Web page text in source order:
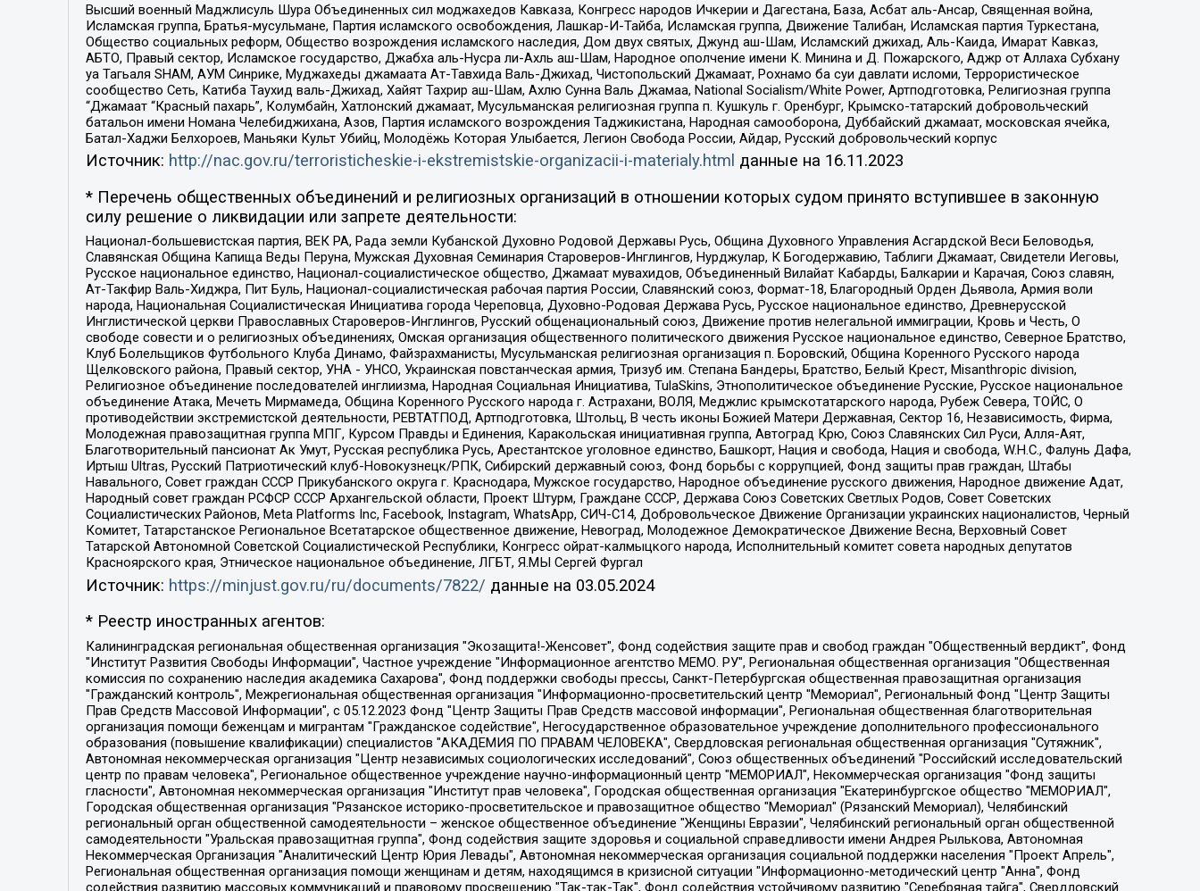
Высший военный Маджлисуль Шура Объединенных сил моджахедов Кавказа, Конгресс народов Ичкерии и Дагестана, База, Асбат аль-Ансар, Священная война,
Исламская группа, Братья-мусульмане, Партия исламского освобождения, Лашкар-И-Тайба, Исламская группа, Движение Талибан, Исламская партия Туркестана,
Общество социальных реформ, Общество возрождения исламского наследия, Дом двух святых, Джунд аш-Шам, Исламский джихад, Аль-Каида, Имарат Кавказ,
АБТО, Правый сектор, Исламское государство, Джабха аль-Нусра ли-Ахль аш-Шам, Народное ополчение имени К. Минина и Д. Пожарского, Аджр от Аллаха Субхану
уа Тагьаля SHAM, АУМ Синрике, Муджахеды джамаата Ат-Тавхида Валь-Джихад, Чистопольский Джамаат, Рохнамо ба суи давлати исломи, Террористическое
сообщество Сеть, Катиба Таухид валь-Джихад, Хайят Тахрир аш-Шам, Ахлю Сунна Валь Джамаа, National Socialism/White Power, Артподготовка, Религиозная группа
“Джамаат “Красный пахарь”, Колумбайн, Хатлонский джамаат, Мусульманская религиозная группа п. Кушкуль г. Оренбург, Крымско-татарский добровольческий
батальон имени Номана Челебиджихана, Азов, Партия исламского возрождения Таджикистана, Народная самооборона, Дуббайский джамаат, московская ячейка,
Батал-Хаджи Белхороев, Маньяки Культ Убийц, Молодёжь Которая Улыбается, Легион Свобода России, Айдар, Русский добровольческий корпус
Источник: http://nac.gov.ru/terroristicheskie-i-ekstremistskie-organizacii-i-materialy.html данные на 16.11.2023
* Перечень общественных объединений и религиозных организаций в отношении которых судом принято вступившее в законную
силу решение о ликвидации или запрете деятельности:
Национал-большевистская партия, ВЕК РА, Рада земли Кубанской Духовно Родовой Державы Русь, Община Духовного Управления Асгардской Веси Беловодья,
Славянская Община Капища Веды Перуна, Мужская Духовная Семинария Староверов-Инглингов, Нурджулар, К Богодержавию, Таблиги Джамаат, Свидетели Иеговы,
Русское национальное единство, Национал-социалистическое общество, Джамаат мувахидов, Объединенный Вилайат Кабарды, Балкарии и Карачая, Союз славян,
Ат-Такфир Валь-Хиджра, Пит Буль, Национал-социалистическая рабочая партия России, Славянский союз, Формат-18, Благородный Орден Дьявола, Армия воли
народа, Национальная Социалистическая Инициатива города Череповца, Духовно-Родовая Держава Русь, Русское национальное единство, Древнерусской
Инглистической церкви Православных Староверов-Инглингов, Русский общенациональный союз, Движение против нелегальной иммиграции, Кровь и Честь, О
свободе совести и о религиозных объединениях, Омская организация общественного политического движения Русское национальное единство, Северное Братство,
Клуб Болельщиков Футбольного Клуба Динамо, Файзрахманисты, Мусульманская религиозная организация п. Боровский, Община Коренного Русского народа
Щелковского района, Правый сектор, УНА - УНСО, Украинская повстанческая армия, Тризуб им. Степана Бандеры, Братство, Белый Крест, Misanthropic division,
Религиозное объединение последователей инглиизма, Народная Социальная Инициатива, TulaSkins, Этнополитическое объединение Русские, Русское национальное
объединение Атака, Мечеть Мирмамеда, Община Коренного Русского народа г. Астрахани, ВОЛЯ, Меджлис крымскотатарского народа, Рубеж Севера, ТОЙС, О
противодействии экстремистской деятельности, РЕВТАТПОД, Артподготовка, Штольц, В честь иконы Божией Матери Державная, Сектор 16, Независимость, Фирма,
Молодежная правозащитная группа МПГ, Курсом Правды и Единения, Каракольская инициативная группа, Автоград Крю, Союз Славянских Сил Руси, Алля-Аят,
Благотворительный пансионат Ак Умут, Русская республика Русь, Арестантское уголовное единство, Башкорт, Нация и свобода, Нация и свобода, W.H.С., Фалунь Дафа,
Иртыш Ultras, Русский Патриотический клуб-Новокузнецк/РПК, Сибирский державный союз, Фонд борьбы с коррупцией, Фонд защиты прав граждан, Штабы
Навального, Совет граждан СССР Прикубанского округа г. Краснодара, Мужское государство, Народное объединение русского движения, Народное движение Адат,
Народный совет граждан РСФСР СССР Архангельской области, Проект Штурм, Граждане СССР, Держава Союз Советских Светлых Родов, Совет Советских
Социалистических Районов, Meta Platforms Inc, Facebook, Instagram, WhatsApp, СИЧ-С14, Добровольческое Движение Организации украинских националистов, Черный
Комитет, Татарстанское Региональное Всетатарское общественное движение, Невоград, Молодежное Демократическое Движение Весна, Верховный Совет
Татарской Автономной Советской Социалистической Республики, Конгресс ойрат-калмыцкого народа, Исполнительный комитет совета народных депутатов
Красноярского края, Этническое национальное объединение, ЛГБТ, Я.МЫ Сергей Фургал
Источник: https://minjust.gov.ru/ru/documents/7822/ данные на 03.05.2024
* Реестр иностранных агентов:
Калининградская региональная общественная организация "Экозащита!-Женсовет", Фонд содействия защите прав и свобод граждан "Общественный вердикт", Фонд "Институт Развития Свободы Информации", Частное учреждение "Информационное агентство МЕМО. РУ", Региональная общественная организация "Общественная комиссия по сохранению наследия академика Сахарова", Фонд поддержки свободы прессы, Санкт-Петербургская общественная правозащитная организация "Гражданский контроль", Межрегиональная общественная организация "Информационно-просветительский центр "Мемориал", Региональный Фонд "Центр Защиты Прав Средств Массовой Информации", с 05.12.2023 Фонд "Центр Защиты Прав Средств массовой информации", Региональная общественная благотворительная организация помощи беженцам и мигрантам "Гражданское содействие", Негосударственное образовательное учреждение дополнительного профессионального образования (повышение квалификации) специалистов "АКАДЕМИЯ ПО ПРАВАМ ЧЕЛОВЕКА", Свердловская региональная общественная организация "Сутяжник", Автономная некоммерческая организация "Центр независимых социологических исследований", Союз общественных объединений "Российский исследовательский центр по правам человека", Региональное общественное учреждение научно-информационный центр "МЕМОРИАЛ", Некоммерческая организация "Фонд защиты гласности", Автономная некоммерческая организация "Институт прав человека", Городская общественная организация "Екатеринбургское общество "МЕМОРИАЛ", Городская общественная организация "Рязанское историко-просветительское и правозащитное общество "Мемориал" (Рязанский Мемориал), Челябинский региональный орган общественной самодеятельности – женское общественное объединение "Женщины Евразии", Челябинский региональный орган общественной самодеятельности "Уральская правозащитная группа", Фонд содействия защите здоровья и социальной справедливости имени Андрея Рылькова, Автономная Некоммерческая Организация "Аналитический Центр Юрия Левады", Автономная некоммерческая организация социальной поддержки населения "Проект Апрель", Региональная общественная организация помощи женщинам и детям, находящимся в кризисной ситуации "Информационно-методический центр "Анна", Фонд содействия развитию массовых коммуникаций и правовому просвещению "Так-так-Так", Фонд содействия устойчивому развитию "Серебряная тайга", Свердловский региональный общественный фонд социальных проектов "Новое время", "Idel.Реалии", Кавказ.Реалии, Крым.Реалии, Телеканал Настоящее Время, Татаро-башкирская служба Радио Свобода (Azatliq Radiosi), Радио Свободная Европа/Радио Свобода (PCE/PC), "Сибирь.Реалии", "Фактограф", Благотворительный фонд помощи осужденным и их семьям, Автономная некоммерческая организация "Институт глобализации и социальных движений", Фонд "В защиту прав заключенных", Частное учреждение "Центр поддержки и содействия развитию средств массовой информации", Пензенский региональный общественный благотворительный фонд "Гражданский союз", "Север.Реалии", Некоммерческая организация Фонд "Правовая инициатива", Общество с ограниченной ответственностью "Радио Свободная Европа/Радио Свобода", Чешское информационное агентство "MEDIUM-ORIENT", Красноярская региональная общественная организация "Мы против СПИДа", Камалягин Денис Николаевич, Маркелов Сергей Евгеньевич, Пономарев Лев Александрович, Савицкая Людмила Алексеевна, Автономная некоммерческая организация "Центр по работе с проблемой насилия "НАСИЛИЮ.НЕТ", Межрегиональный профессиональный союз работников здравоохранения "Альянс врачей", Юридическое лицо, зарегистрированное в Латвийской Республике, SIA "Medusa Project" (регистрационный номер 40103797863, дата регистрации 10.06.2014), Некоммерческая организация "Фонд по борьбе с коррупцией", Автономная некоммерческая организация "Институт права и публичной политики", Баданин Роман Сергеевич, Гликин Максим Александрович, Железнова Мария Михайловна, Лукьянова Юлия Сергеевна, Маетная Елизавета Витальевна, Маняхин Петр Борисович, Чуракова Ольга Владимировна, Ярош Юлия Петровна, Юридическое лицо "The Insider SIA", зарегистрированное в Риге, Латвийская Республика (дата регистрации 26.06.2015), являющееся администратором доменного имени интернет-издания "The Insider SIA", https://theins.ru, Постернак Алексей Евгеньевич, Рубин Михаил Аркадьевич, Анин Роман Александрович, Юридическое лицо Istories fonds, зарегистрированное в Латвийской Республике (регистрационный номер 50008295751, дата регистрации 24.02.2020), Великовский Дмитрий Александрович, Долинина Ирина Николаевна, Мароховская Алеся Алексеевна, Шлейнов Роман Юрьевич, Шмагун Олеся Валентиновна, Общество с ограниченной ответственностью "Альтаир 2021", Общество с ограниченной ответственностью "Вега 2021", Общество с ограниченной ответственностью "Главный редактор 2021", Общество с ограниченной ответственностью "Ромашки монолит", Важенков Артем Валерьевич, Ивановская областная общественная организация "Центр гендерных исследований", Гурман Юрий Альбертович, Медиапроект "ОВД-Инфо", Егоров Владимир Владимирович, Жилинский Владимир Александрович, Общество с ограниченной ответственностью "ЗП", Иванова София Юрьевна, Карезина Инна Павловна, Кильтау Екатерина Викторовна, Петров Алексей Викторович, Пискунов Сергей Евгеньевич, Смирнов Сергей Сергеевич, Тихонов Михаил Сергеевич, Общество с ограниченной ответственностью "ЖУРНАЛИСТ-ИНОСТРАННЫЙ АГЕНТ", Арапова Галина Юрьевна, Вольтская Татьяна Анатольевна, Американская компания "Mason G.E.S. Anonymous Foundation" (США), являющаяся владельцем интернет-издания https://mnews.world/, Компания "Stichting Bellingcat", зарегистрированная в Нидерландах (дата регистрации 11.07.2018), Захаров Андрей Вячеславович, Клепиковская Екатерина Дмитриевна, Общество с ограниченной ответственностью "МЕМО", Перл Роман Александрович, Симонов Евгений Алексеевич, Соловьева Елена Анатольевна, Сотников Даниил Владимирович, Сурначева Елизавета Дмитриевна, Автономная некоммерческая организация по защите прав человека и информированию населения "Якутия – Наше Мнение", Общество с ограниченной ответственностью "Москоу диджитал медиа", с 26.01.2023 Общество с ограниченной ответственностью "Чайка Белые сады", Ветошкина Валерия Валерьевна, Заговора Максим Александрович, Межрегиональное общественное движение "Российская ЛГБТ - сеть", Оленичев Максим Владимирович, Павлов Иван Юрьевич, Скворцова Елена Сергеевна, Общество с ограниченной ответственностью "Как бы инагент", Кочетков Игорь Викторович, Общество с ограниченной ответственностью "Честные выборы", Еланчик Олег Александрович, Общество с ограниченной ответственностью "Нобелевский призыв", Гималова Регина Эмилевна, Григорьев Андрей Валерьевич, Григорьева Алина Александровна, Ассоциация по содействию защите прав призывников, альтернативнослужащих и военнослужащих "Правозащитная группа "Гражданин.Армия.Право", Хисамова Регина Фаритовна, Автономная некоммерческая организация по реализации социально-правовых программ "Лилит", Дальневосточное общественное движение "Маяк", Санкт-Петербургская ЛГБТ-инициативная группа "Выход", Инициативная группа ЛГБТ+ "Реверс", Алексеев Андрей Викторович, Бекбулатова Таисия Львовна, Беляев Иван Михайлович, Владыкина Елена Сергеевна, Гельман Марат Александрович, Никульшина Вероника Юрьевна, Толоконникова Надежда Андреевна, Шендерович Виктор Анатольевич, Общество с ограниченной ответственностью "Данное сообщение", Общество с ограниченной ответственностью Издательский дом "Новая глава", Айнбиндер Александра Александровна, Московский комьюнити-центр для ЛГБТ+инициатив, Благотворительный фонд развития филантропии, Deutsche Welle (Германия, Kurt-Schumacher-Strasse 3, 53113 Bonn), Борзунова Мария Михайловна, Воробьев Виктор Викторович, Голубева Анна Львовна, Константинова Алла Михайловна, Малкова Ирина Владимировна, Мурадов Мурад Абдулгалимович, Осетинская Елизавета Николаевна, Понасенков Евгений Николаевич, Ганапольский Матвей Юрьевич, Киселев Евгений Алексеевич, Борухович Ирина Григорьевна, Дремин Иван Тимофеевич, Дубровский Дмитрий Викторович, Красноярская региональная общественная организация поддержки и развития альтернативных образовательных технологий и межкультурных коммуникаций "ИНТЕРРА", Маяковская Екатерина Алексеевна, Фейгин Марк Захарович, Филимонов Андрей Викторович, Дзугкоева Регина Николаевна, Доброхотов Роман Александрович, Дудь Юрий Александрович, Елкин Сергей Владимирович, Кругликов Кирилл Игоревич, Сабунаева Мария Леонидовна, Семенов Алексей Владимирович, Шаинян Карен Багратович, Шульман Екатерина Михайловна, Асафьев Артур Валерьевич, Вахштайн Виктор Семенович, Венедиктов Алексей Алексеевич, Лушникова Екатерина Евгеньевна, Волков Леонид Михайлович, Невзоров Александр Глебович, Пархоменко Сергей Борисович, Сироткин Ярослав Николаевич, Кара-Мурза Владимир Владимирович, Баранова Наталья Владимировна, Гозман Леонид Яковлевич, Кагарлицкий Борис Юльевич, Климарев Михаил Валерьевич, Милов Владимир Станиславович, Автономная некоммерческая организация Краснодарский центр современного искусства "Типография", Моргенштерн Алишер Тагирович, Соболь Любовь Эдуардовна, Общество с ограниченной ответственностью "ЛИЗА НОРМ", Каспаров Гарри Кимович, Ходорковский Михаил Борисович, Общество с ограниченной ответственностью "Апрельские тезисы", Данилович Ирина Брониславовна, Кашин Олег Владимирович, Петров Николай Владимирович, Пивоваров Алексей Владимирович, Соколов Михаил Владимирович, Цветкова Юлия Владимировна, Чичваркин Евгений Александрович, Комитет против пыток/Команда против пыток, Общество с ограниченной ответственностью "Первый научный", Общество с ограниченной ответственностью "Вертолет и ко", Белоцерковская Вероника Борисовна, Кац Максим Евгеньевич, Лазарева Татьяна Юрьевна, Шаведдинов Руслан Табризович, Яшин Илья Валерьевич, Общество с ограниченной ответственностью "Иноагент ААВ", Алешковский Дмитрий Петрович, Альбац Евгения Марковна, Быков Дмитрий Львович, Галямина Юлия Евгеньевна, Лойко Сергей Леонидович, Мартынов Кирилл Константинович, Медведев Сергей Александрович, Крашенинников Федор Геннадиевич, Гордеева Катерина Вл